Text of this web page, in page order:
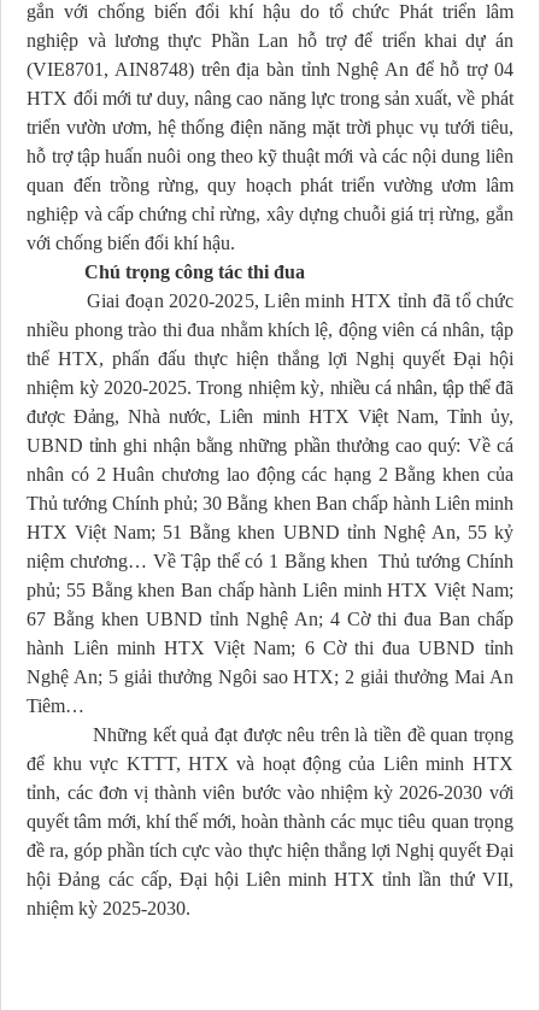
gắn với chống biến đổi khí hậu do tổ chức Phát triển lâm
nghiệp và lương thực Phần Lan hỗ trợ để triển khai dự án
(VIE8701, AIN8748) trên địa bàn tỉnh Nghệ An để hỗ trợ 04
HTX đổi mới tư duy, nâng cao năng lực trong sản xuất, về phát
triển vườn ươm, hệ thống điện năng mặt trời phục vụ tưới tiêu,
hỗ trợ tập huấn nuôi ong theo kỹ thuật mới và các nội dung liên
quan đến trồng rừng, quy hoạch phát triển vường ươm lâm
nghiệp và cấp chứng chỉ rừng, xây dựng chuỗi giá trị rừng, gắn
với chống biến đổi khí hậu.
Chú trọng công tác thi đua
Giai đoạn 2020-2025, Liên minh HTX tỉnh đã tổ chức
nhiều phong trào thi đua nhằm khích lệ, động viên cá nhân, tập
thể HTX, phấn đấu thực hiện thắng lợi Nghị quyết Đại hội
nhiệm kỳ 2020-2025. Trong nhiệm kỳ, nhiều cá nhân, tập thể đã
được Đảng, Nhà nước, Liên minh HTX Việt Nam, Tỉnh ủy,
UBND tỉnh ghi nhận bằng những phần thưởng cao quý: Về cá
nhân có 2 Huân chương lao động các hạng 2 Bằng khen của
Thủ tướng Chính phủ; 30 Bằng khen Ban chấp hành Liên minh
HTX Việt Nam; 51 Bằng khen UBND tỉnh Nghệ An, 55 kỷ
niệm chương… Về Tập thể có 1 Bằng khen Thủ tướng Chính
phủ; 55 Bằng khen Ban chấp hành Liên minh HTX Việt Nam;
67 Bằng khen UBND tỉnh Nghệ An; 4 Cờ thi đua Ban chấp
hành Liên minh HTX Việt Nam; 6 Cờ thi đua UBND tỉnh
Nghệ An; 5 giải thưởng Ngôi sao HTX; 2 giải thưởng Mai An
Tiêm…
Những kết quả đạt được nêu trên là tiền đề quan trọng
để khu vực KTTT, HTX và hoạt động của Liên minh HTX
tỉnh, các đơn vị thành viên bước vào nhiệm kỳ 2026-2030 với
quyết tâm mới, khí thế mới, hoàn thành các mục tiêu quan trọng
đề ra, góp phần tích cực vào thực hiện thắng lợi Nghị quyết Đại
hội Đảng các cấp, Đại hội Liên minh HTX tỉnh lần thứ VII,
nhiệm kỳ 2025-2030.